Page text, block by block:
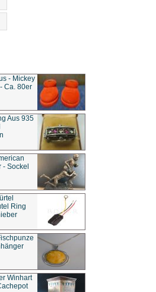
- Mickey
Ca. 80er
Aus 935
Sockel
Ring
Winhart